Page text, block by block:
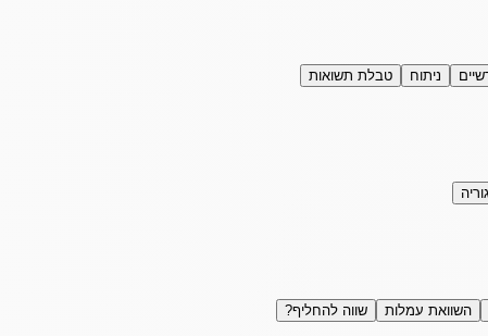
ניתוח טבלת תשואות
השוואת עמלות שווה להחליף?